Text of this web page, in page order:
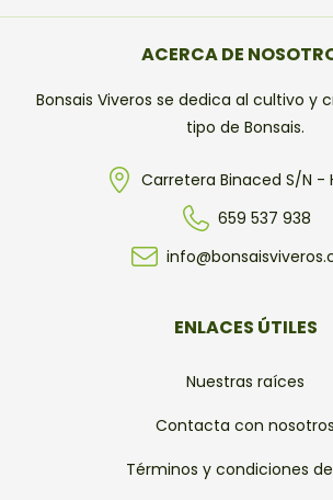
ACERCA DE
Bonsais Viveros se dedica al cultivo y
tipo de Bonsais.
Carretera Binaced S/N -
659 537 938
ENLACES ÚTILES
Nuestras raíces
Contacta con nosotros
Términos y condiciones